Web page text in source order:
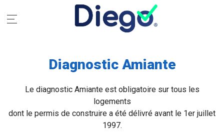
Diagnostic Amiante
Le diagnostic Amiante est obligatoire sur tous les
logements
dont le permis de construire a été délivré avant le 1er juillet
1997.